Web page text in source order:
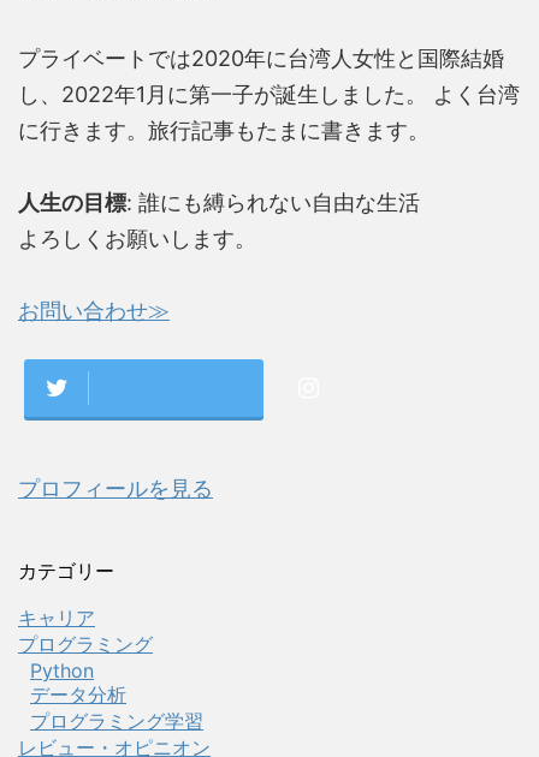
プライベートでは2020年に台湾人女性と国際結婚
し、2022年1月に第一子が誕生しました。 よく台湾
に行きます。旅行記事もたまに書きます。
人生の目標: 誰にも縛られない自由な生活
よろしくお願いします。
お問い合わせ≫
プロフィールを見る
カテゴリー
キャリア
プログラミング
Python
データ分析
プログラミング学習
レビュー・オピニオン